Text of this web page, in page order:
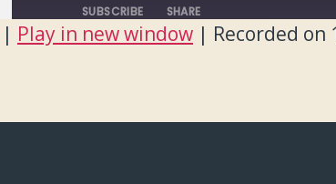
SUBSCRIBE SHARE
| Play in new window | Recorded on